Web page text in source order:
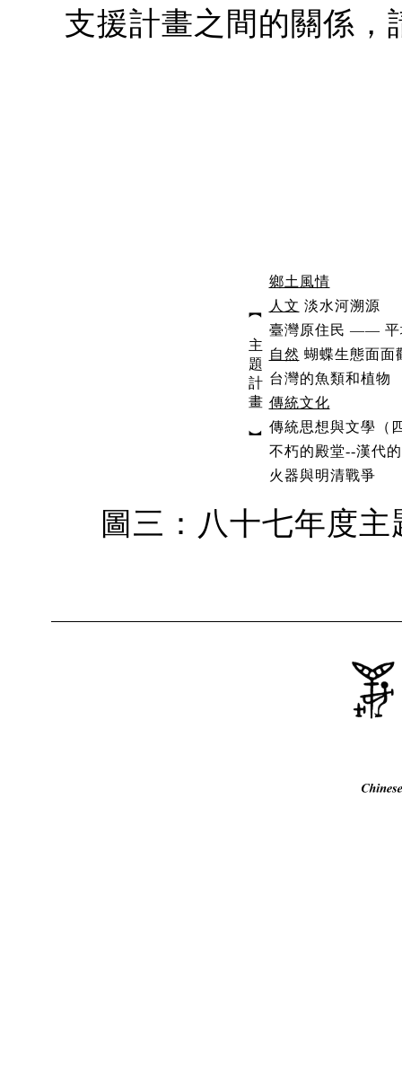
支援計畫之間的關係，
︻
主
題
計
畫
︼
鄉土風情
人文 淡水河溯源
臺灣原住民 —— 平
自然 蝴蝶生態面面
台灣的魚類和植物
傳統文化
傳統思想與文學（
不朽的殿堂--漢代
火器與明清戰爭
圖三：八十七年度